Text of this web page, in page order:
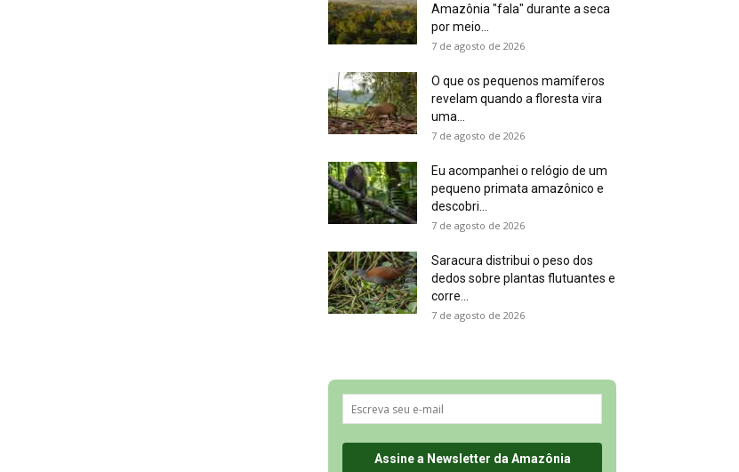
Amazônia "fala" durante a seca
por meio...
7 de agosto de 2026
O que os pequenos mamíferos
revelam quando a floresta vira
uma...
7 de agosto de 2026
Eu acompanhei o relógio de um
pequeno primata amazônico e
descobri...
7 de agosto de 2026
Saracura distribui o peso dos
dedos sobre plantas flutuantes e
corre...
7 de agosto de 2026